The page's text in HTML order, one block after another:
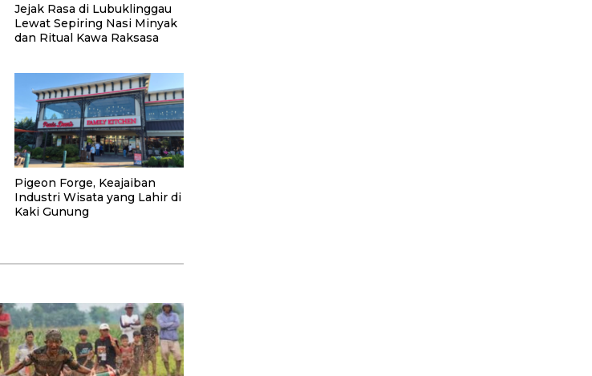
Jejak Rasa di Lubuklinggau
Lewat Sepiring Nasi Minyak
dan Ritual Kawa Raksasa
Pigeon Forge, Keajaiban
Industri Wisata yang Lahir di
Kaki Gunung